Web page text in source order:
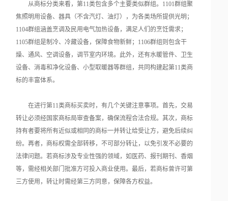
从商标分类来看，第11类包含多个主要类似群组。1101群组聚
焦照明用设备、器具（不含汽灯、油灯），为各类场所提供光明；
1104群组涵盖烹调及民用电气加热设备，满足人们的烹饪需求；
1105群组是制冷、冷藏设备，保障食物新鲜；1106群组则包含干
燥、通风、空调设备，调节室内环境。此外，还有水暖管件、卫生
设备、消毒和净化设备、小型取暖器等群组，共同构建起第11类商
标的丰富体系。
在进行第11类商标买卖时，有几个关键注意事项。首先，交易
转让必须经国家商标局审查备案，确保流程合法合规。其次，商标
持有者要将所有近似或相同的商标一并转让给受让方，避免后续纠
纷。再者，商标权需全部转移，不可部分转让，以免引发不必要的
法律问题。若商标涉及专业性强的领域，如医药、报刊期刊、香烟
等，需经相关部门批准方可投入商业使用。最后，若商标曾许可第
三方使用，转让时需经第三方同意，保障各方权益。